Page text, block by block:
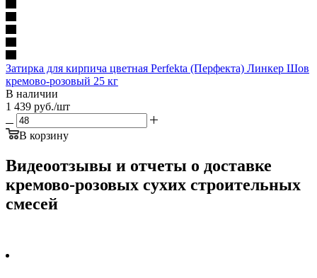
Затирка для кирпича цветная Perfekta (Перфекта) Линкер Шов
кремово-розовый 25 кг
В наличии
1 439 руб./шт
В корзину
Видеоотзывы и отчеты о доставке
кремово-розовых сухих строительных
смесей